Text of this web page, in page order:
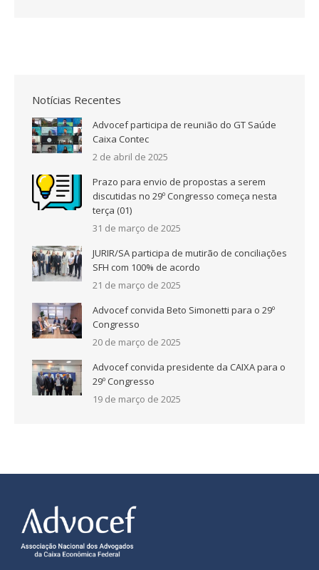
Notícias Recentes
Advocef participa de reunião do GT Saúde
Caixa Contec
2 de abril de 2025
Prazo para envio de propostas a serem
discutidas no 29º Congresso começa nesta
terça (01)
31 de março de 2025
JURIR/SA participa de mutirão de conciliações
SFH com 100% de acordo
21 de março de 2025
Advocef convida Beto Simonetti para o 29º
Congresso
20 de março de 2025
Advocef convida presidente da CAIXA para o
29º Congresso
19 de março de 2025